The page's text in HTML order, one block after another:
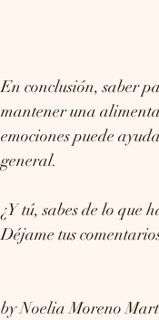
En conclusión, saber
mantener una
emociones puede
general.
¿Y tú, sabes de lo que
Déjame tus
by Noelia Moreno